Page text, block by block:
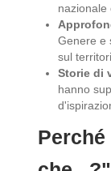
nazionale
Genere e
sul
Storie di
hanno